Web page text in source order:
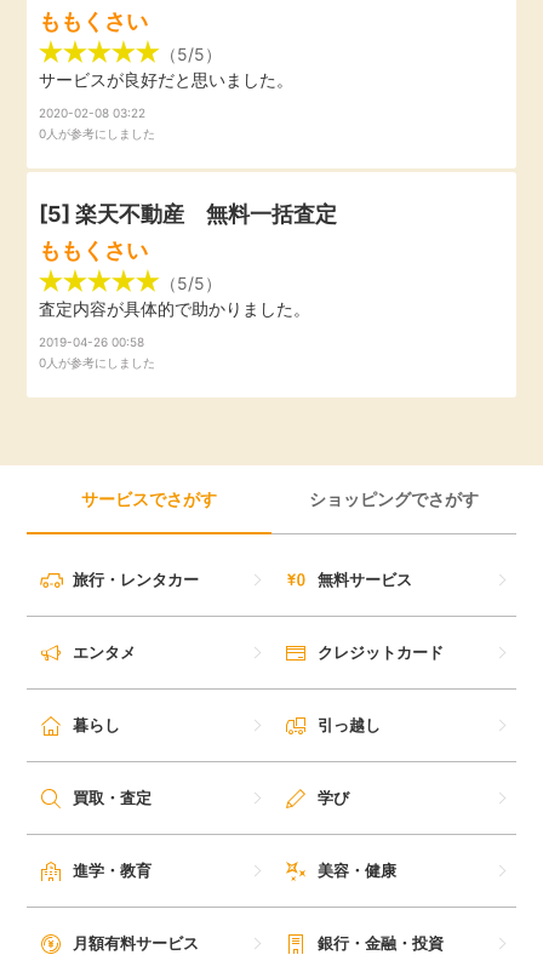
ヘルプセンター
ももくさい
（5/5）
サービスが良好だと思いました。
2020-02-08 03:22
0人が参考にしました
[5] 楽天不動産 無料一括査定
ももくさい
（5/5）
査定内容が具体的で助かりました。
2019-04-26 00:58
0人が参考にしました
サービスでさがす ショッピングでさがす
旅行・レンタカー 無料サービス
エンタメ クレジットカード
暮らし 引っ越し
買取・査定 学び
進学・教育 美容・健康
月額有料サービス 銀行・金融・投資